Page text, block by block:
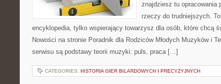
znajdziesz tu opracowania
rzeczy do trudniejszych.
encyklopedia, tylko wspierający towarzysz dla osób, które chcą
Nowości na stronie Poradnik dla Rodziców Młodych Muzyków i
serwisu są podstawy teorii muzyki: puls, praca […]
CATEGORIES: HISTORIA GIER BILARDOWYCH I PRECYZYJNYCH